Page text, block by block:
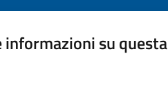
informazioni su questa